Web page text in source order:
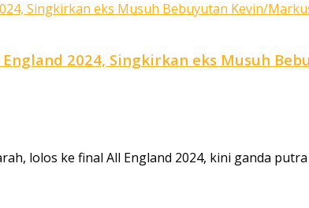
2024, Singkirkan eks Musuh
lolos ke final All England 2024, kini ganda